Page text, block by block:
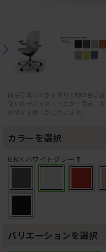
商品写真はできる限り実物の色に
使いのデバイス・モニター設定、
が異なる場合がございます。
カラーを選択
GN×ホワイトグレーＴ
バリエーションを選択